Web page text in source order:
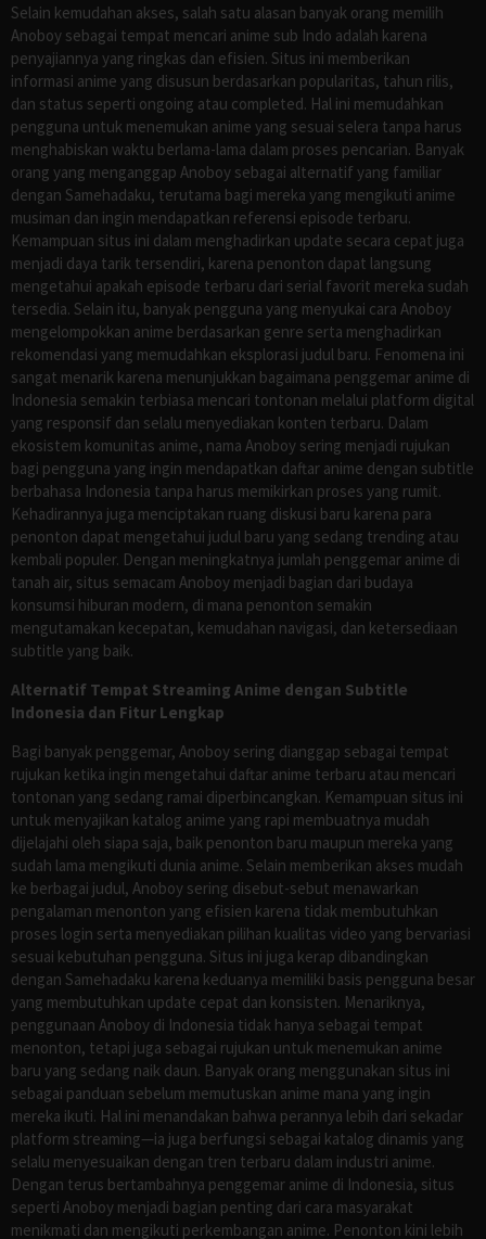
Selain kemudahan akses, salah satu alasan banyak orang memilih
Anoboy sebagai tempat mencari anime sub Indo adalah karena
penyajiannya yang ringkas dan efisien. Situs ini memberikan
informasi anime yang disusun berdasarkan popularitas, tahun rilis,
dan status seperti ongoing atau completed. Hal ini memudahkan
pengguna untuk menemukan anime yang sesuai selera tanpa harus
menghabiskan waktu berlama-lama dalam proses pencarian. Banyak
orang yang menganggap Anoboy sebagai alternatif yang familiar
dengan Samehadaku, terutama bagi mereka yang mengikuti anime
musiman dan ingin mendapatkan referensi episode terbaru.
Kemampuan situs ini dalam menghadirkan update secara cepat juga
menjadi daya tarik tersendiri, karena penonton dapat langsung
mengetahui apakah episode terbaru dari serial favorit mereka sudah
tersedia. Selain itu, banyak pengguna yang menyukai cara Anoboy
mengelompokkan anime berdasarkan genre serta menghadirkan
rekomendasi yang memudahkan eksplorasi judul baru. Fenomena ini
sangat menarik karena menunjukkan bagaimana penggemar anime di
Indonesia semakin terbiasa mencari tontonan melalui platform digital
yang responsif dan selalu menyediakan konten terbaru. Dalam
ekosistem komunitas anime, nama Anoboy sering menjadi rujukan
bagi pengguna yang ingin mendapatkan daftar anime dengan subtitle
berbahasa Indonesia tanpa harus memikirkan proses yang rumit.
Kehadirannya juga menciptakan ruang diskusi baru karena para
penonton dapat mengetahui judul baru yang sedang trending atau
kembali populer. Dengan meningkatnya jumlah penggemar anime di
tanah air, situs semacam Anoboy menjadi bagian dari budaya
konsumsi hiburan modern, di mana penonton semakin
mengutamakan kecepatan, kemudahan navigasi, dan ketersediaan
subtitle yang baik.
Alternatif Tempat Streaming Anime dengan Subtitle
Indonesia dan Fitur Lengkap
Bagi banyak penggemar, Anoboy sering dianggap sebagai tempat
rujukan ketika ingin mengetahui daftar anime terbaru atau mencari
tontonan yang sedang ramai diperbincangkan. Kemampuan situs ini
untuk menyajikan katalog anime yang rapi membuatnya mudah
dijelajahi oleh siapa saja, baik penonton baru maupun mereka yang
sudah lama mengikuti dunia anime. Selain memberikan akses mudah
ke berbagai judul, Anoboy sering disebut-sebut menawarkan
pengalaman menonton yang efisien karena tidak membutuhkan
proses login serta menyediakan pilihan kualitas video yang bervariasi
sesuai kebutuhan pengguna. Situs ini juga kerap dibandingkan
dengan Samehadaku karena keduanya memiliki basis pengguna besar
yang membutuhkan update cepat dan konsisten. Menariknya,
penggunaan Anoboy di Indonesia tidak hanya sebagai tempat
menonton, tetapi juga sebagai rujukan untuk menemukan anime
baru yang sedang naik daun. Banyak orang menggunakan situs ini
sebagai panduan sebelum memutuskan anime mana yang ingin
mereka ikuti. Hal ini menandakan bahwa perannya lebih dari sekadar
platform streaming—ia juga berfungsi sebagai katalog dinamis yang
selalu menyesuaikan dengan tren terbaru dalam industri anime.
Dengan terus bertambahnya penggemar anime di Indonesia, situs
seperti Anoboy menjadi bagian penting dari cara masyarakat
menikmati dan mengikuti perkembangan anime. Penonton kini lebih